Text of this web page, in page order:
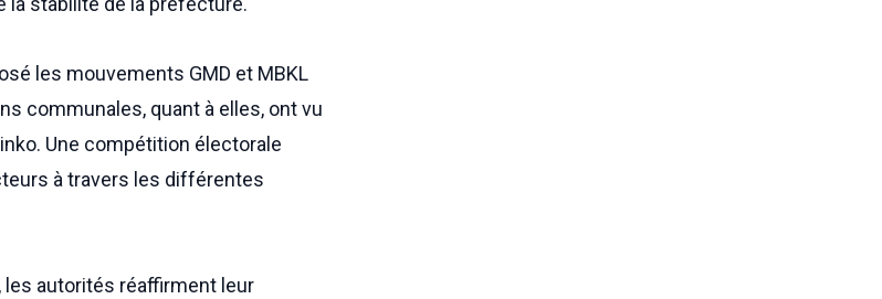
les mouvements GMD et MBKL
communales, quant à elles, ont vu
Une compétition électorale
à travers les différentes
autorités réaffirment leur